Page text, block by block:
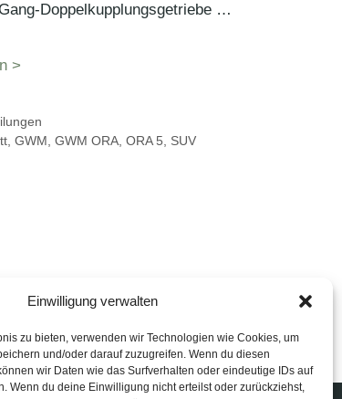
Einwilligung verwalten
zu bieten, verwenden wir Technologien wie Cookies, um
und/oder darauf zuzugreifen. Wenn du diesen
wir Daten wie das Surfverhalten oder eindeutige IDs auf
Wenn du deine Einwilligung nicht erteilst oder zurückziehst,
Doppelkupplungsgetriebe …
>
, GWM GWM ORA, ORA 5 SUV